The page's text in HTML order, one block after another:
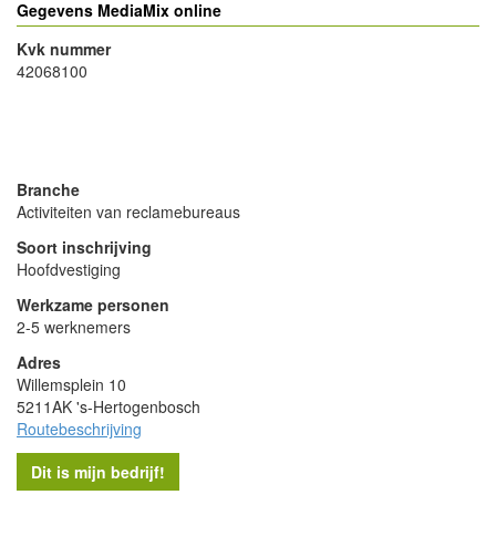
Gegevens MediaMix online
Kvk nummer
42068100
Branche
Activiteiten van reclamebureaus
Soort inschrijving
Hoofdvestiging
Werkzame personen
2-5 werknemers
Adres
Willemsplein 10
5211AK 's-Hertogenbosch
Routebeschrijving